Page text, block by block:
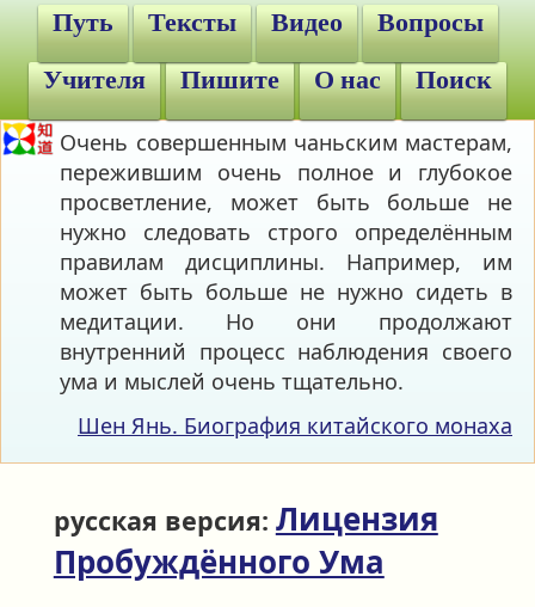
Путь Тексты Видео
Вопросы
Учителя
Пишите О нас Поиск
Очень совершенным чаньским мастерам,
пережившим очень полное и глубокое
просветление, может быть больше не
нужно следовать строго определённым
правилам дисциплины. Например, им
может быть больше не нужно сидеть в
медитации. Но они продолжают
внутренний процесс наблюдения своего
ума и мыслей очень тщательно.
Шен Янь. Биография китайского монаха
русская версия: Лицензия
Пробуждённого Ума